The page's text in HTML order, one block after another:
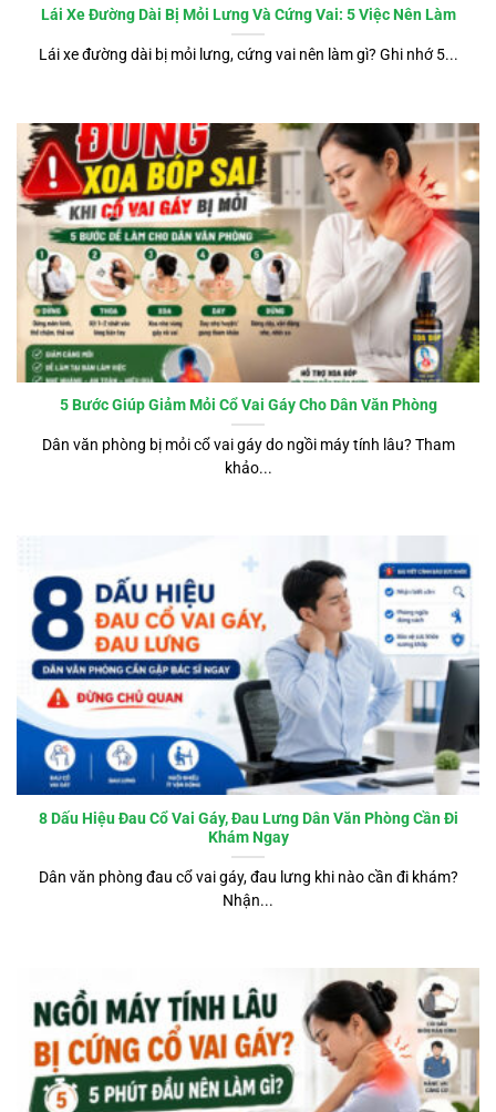
Lái Xe Đường Dài Bị Mỏi Lưng Và Cứng Vai: 5 Việc Nên Làm
Lái xe đường dài bị mỏi lưng, cứng vai nên làm gì? Ghi nhớ 5...
5 Bước Giúp Giảm Mỏi Cổ Vai Gáy Cho Dân Văn Phòng
Dân văn phòng bị mỏi cổ vai gáy do ngồi máy tính lâu? Tham
khảo...
8 Dấu Hiệu Đau Cổ Vai Gáy, Đau Lưng Dân Văn Phòng Cần Đi
Khám Ngay
Dân văn phòng đau cổ vai gáy, đau lưng khi nào cần đi khám?
Nhận...